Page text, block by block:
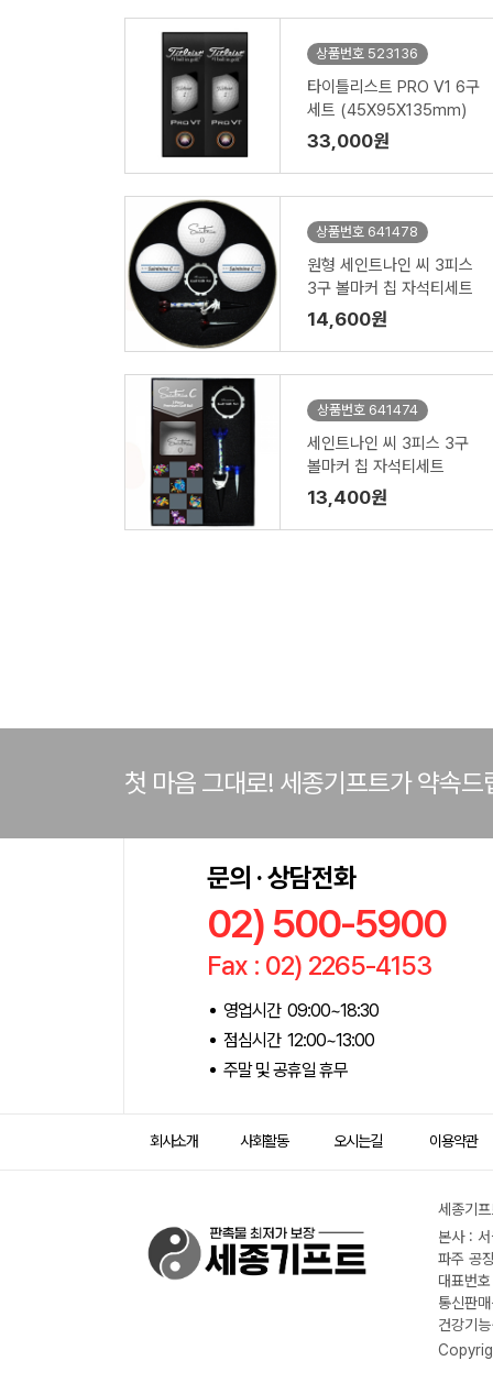
상품번호 523136
타이틀리스트 PRO V1 6구
세트 (45X95X135mm)
33,000원
상품번호 641478
원형 세인트나인 씨 3피스
3구 볼마커 칩 자석티세트
14,600원
상품번호 641474
세인트나인 씨 3피스 3구
볼마커 칩 자석티세트
13,400원
첫 마음 그대로! 세종기프트가 약속드
문의 · 상담전화
02) 500-5900
Fax : 02) 2265-4153
영업시간 09:00~18:30
점심시간 12:00~13:00
주말 및 공휴일 휴무
회사소개 사회활동 오시는길 이용약관
세종기
본사 :
파주 공
대표번
통신판
건강기